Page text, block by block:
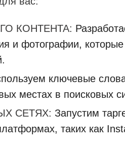
КОНТЕНТА:
и фотографии,
ключевые
местах в поисковых
СЕТЯХ: Запустим
таких как